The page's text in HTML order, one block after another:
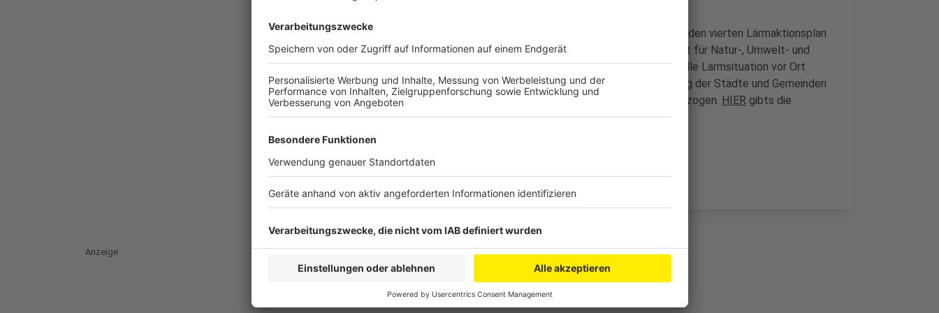
Damit beginnt die erste Phase der Öffentlichkeitsbeteiligung für den vierten Lärmaktionsplan
der Stadt Pulheim. Alle fünf Jahren veröffentlicht das Landesamt für Natur-, Umwelt- und
Verbraucherschutz (LANUV) diese Lärmkarten, in denen die aktuelle Lärmsituation vor Ort
dargestellt wird. Sie sind die Grundlage für die Lärmaktionsplanung der Städte und Gemeinden
und werden zum Beispiel bei städtischen Baumaßnahmen hinzugezogen. HIER gibts die
Lärmkarten aller Stadtteile der Stadt Pulheim.
Anzeige
Anzeige